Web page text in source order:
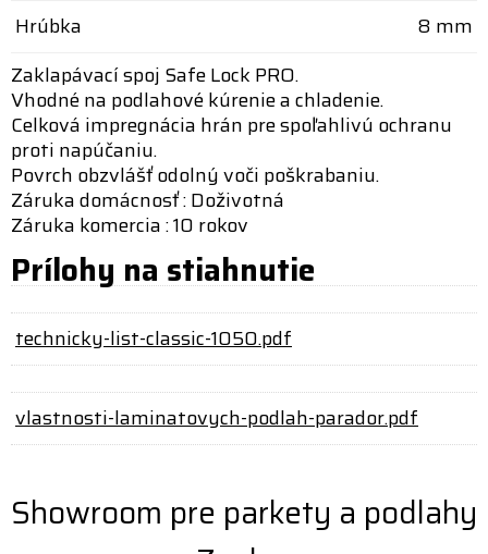
Hrúbka
8 mm
Zaklapávací spoj Safe Lock PRO.
Vhodné na podlahové kúrenie a chladenie.
Celková impregnácia hrán pre spoľahlivú ochranu
proti napúčaniu.
Povrch obzvlášť odolný voči poškrabaniu.
Záruka domácnosť : Doživotná
Záruka komercia : 10 rokov
Prílohy na stiahnutie
technicky-list-classic-1050.pdf
vlastnosti-laminatovych-podlah-parador.pdf
Showroom pre parkety a podlahy